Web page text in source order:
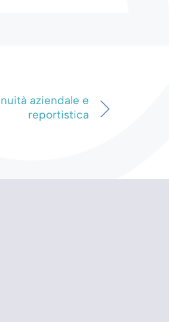
aziendale e
reportistica